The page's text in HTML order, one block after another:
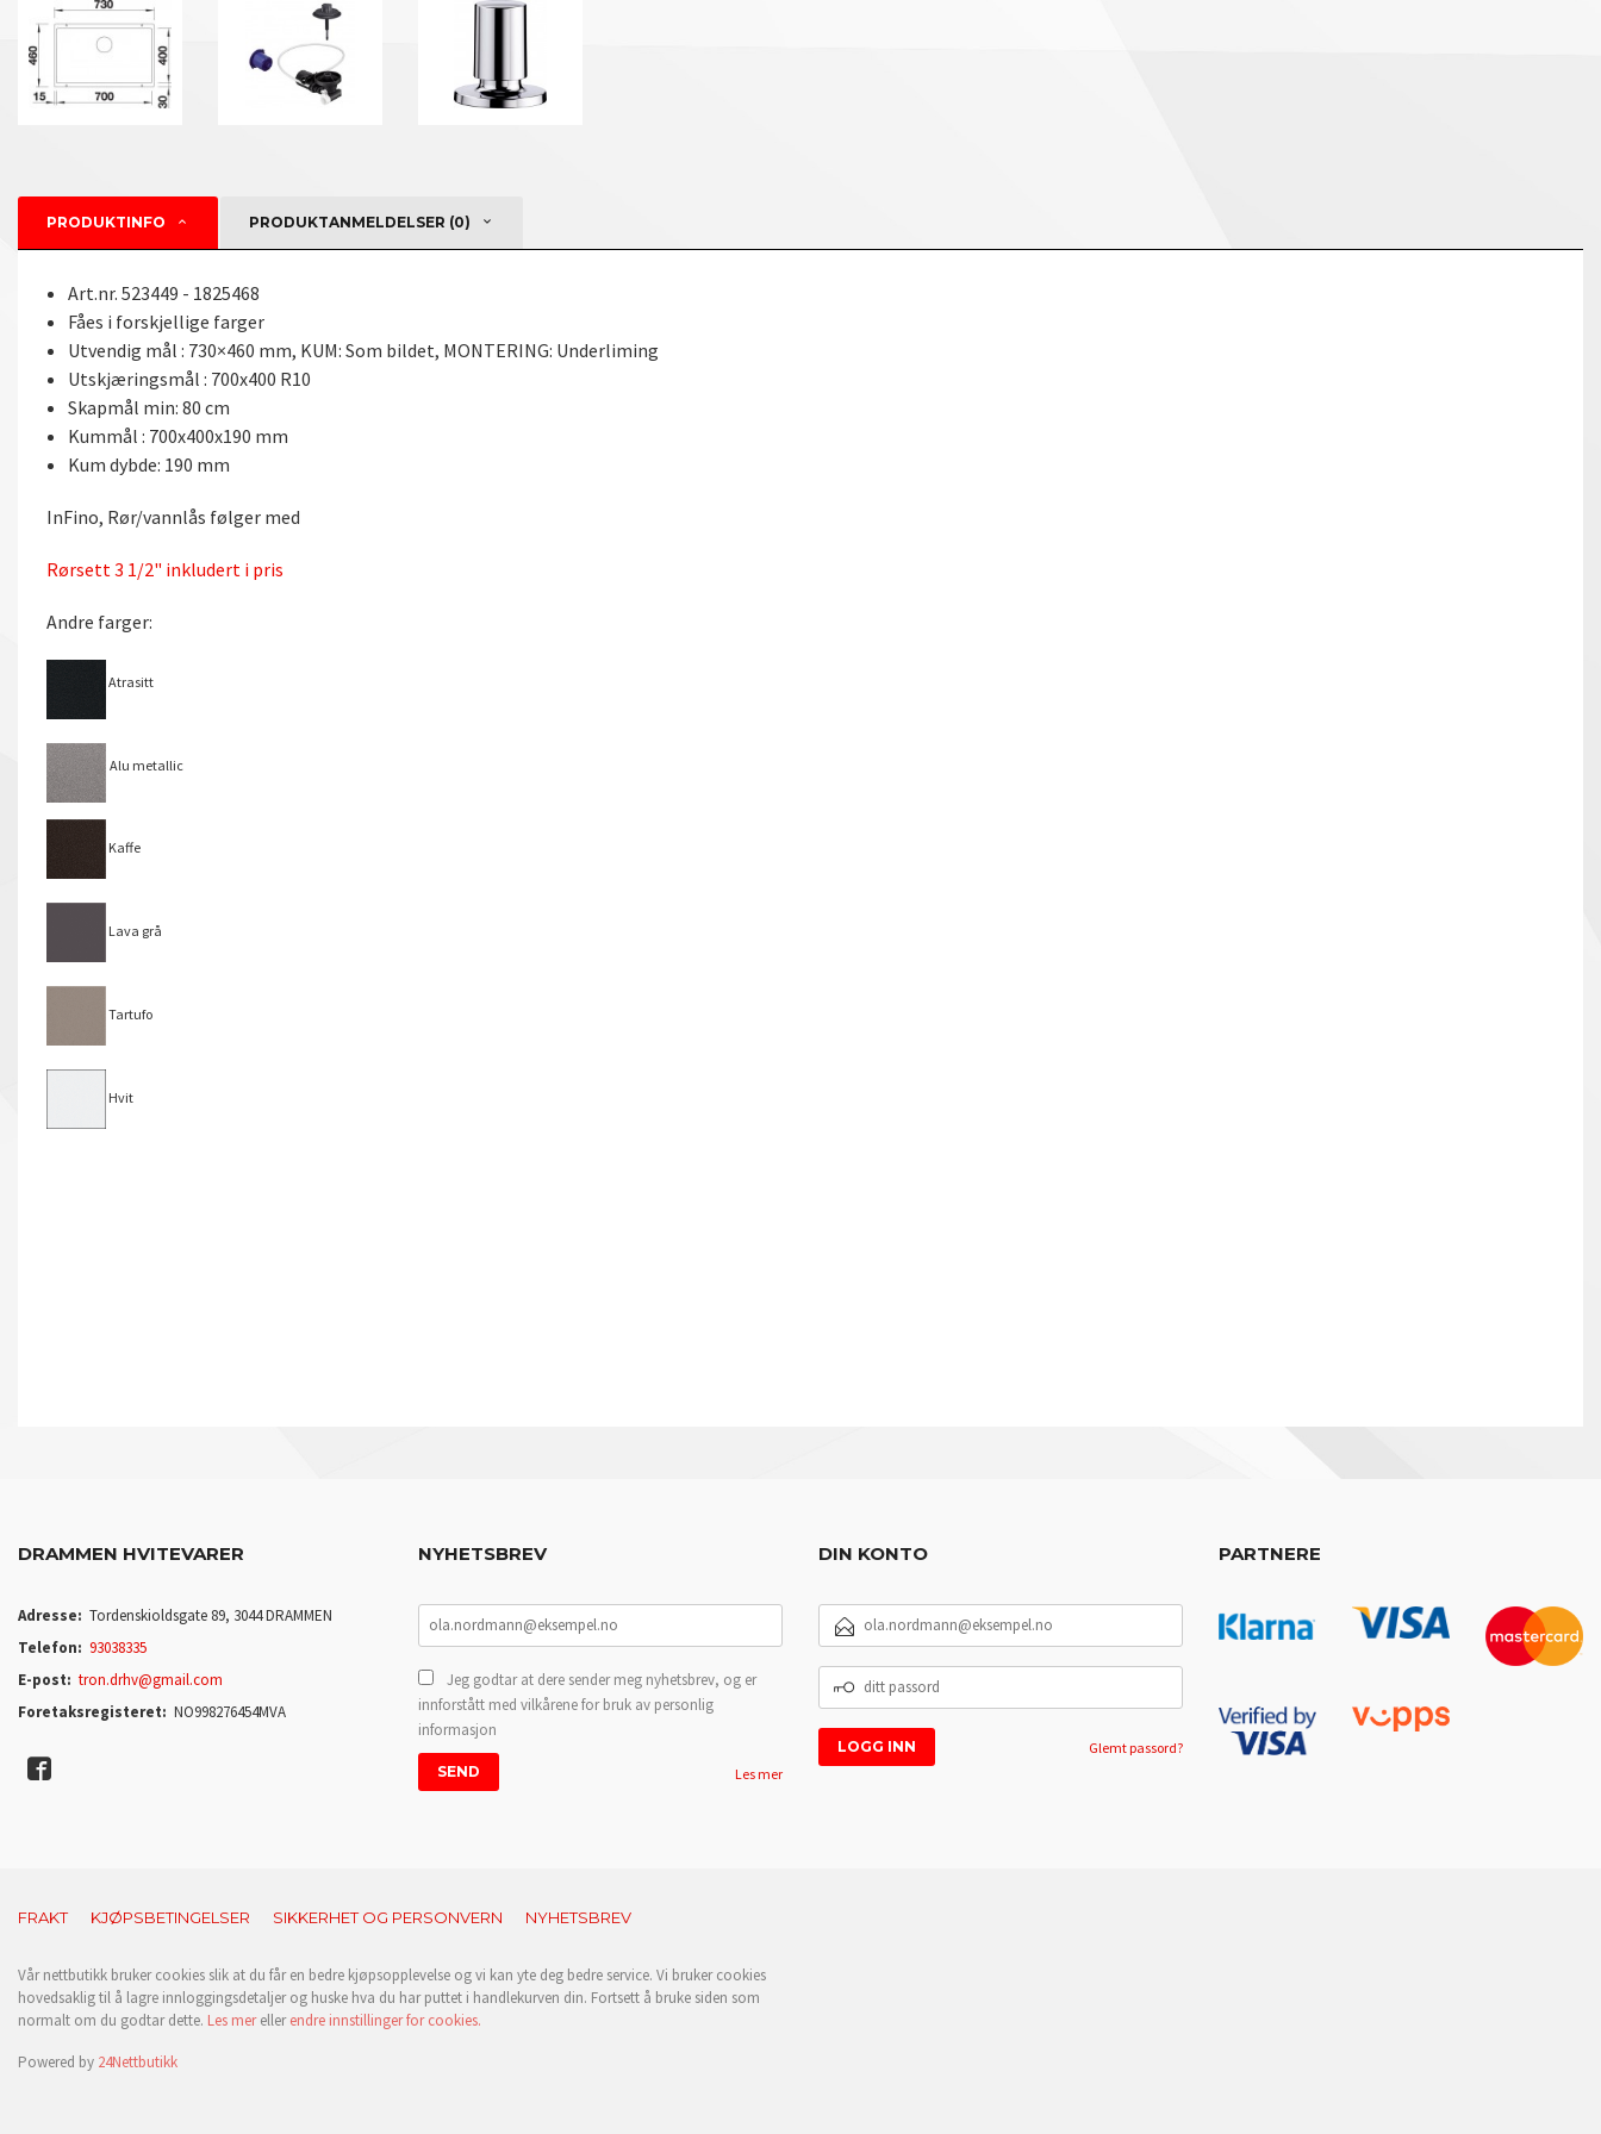
PRODUKTINFO PRODUKTANMELDELSER (0)
Art.nr. 523449 - 1825468
Fåes i forskjellige farger
Utvendig mål : 730×460 mm, KUM: Som bildet, MONTERING: Underliming
Utskjæringsmål : 700x400 R10
Skapmål min: 80 cm
Kummål : 700x400x190 mm
Kum dybde: 190 mm
InFino, Rør/vannlås følger med
Rørsett 3 1/2" inkludert i pris
Andre farger:
Atrasitt
Alu metallic
Kaffe
Lava grå
Tartufo
Hvit
DRAMMEN HVITEVARER
Adresse: Tordenskioldsgate 89, 3044 DRAMMEN
Telefon: 93038335
E-post: tron.drhv@gmail.com
Foretaksregisteret: NO998276454MVA
NYHETSBREV
Jeg godtar at dere sender meg nyhetsbrev, og er
innforstått med vilkårene for bruk av personlig
informasjon
Les mer
DIN KONTO
POSTADRESSE
PASSORD
Glemt passord?
PARTNERE
FRAKT KJØPSBETINGELSER SIKKERHET OG PERSONVERN NYHETSBREV
Vår nettbutikk bruker cookies slik at du får en bedre kjøpsopplevelse og vi kan yte deg bedre service. Vi bruker cookies
hovedsaklig til å lagre innloggingsdetaljer og huske hva du har puttet i handlekurven din. Fortsett å bruke siden som
normalt om du godtar dette. Les merellerendre innstillinger for cookies.
Powered by 24Nettbutikk